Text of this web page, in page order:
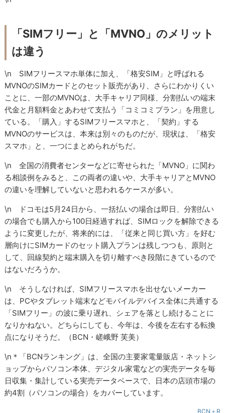
「SIMフリー」と「MVNO」のメリット
は違う
\n SIMフリースマホ単体に加え、「格安SIM」と呼ばれる
MVNOのSIMカードとのセット販売があり、さらにわかりくい
ことに、一部のMVNOは、大手キャリア同様、分割払いの端末
代金と月額料金とあわせて支払う「コミコミプラン」を用意し
ている。「購入」するSIMフリースマホと、「契約」する
MVNOのサービスは、本来は別々のものだが、現状は、「格安
スマホ」と、一つにまとめられがちだ。
\n 全国の消費者センターなどに寄せられた「MVNO」に関わ
る相談例をみると、この両者の違いや、大手キャリアとMVNO
の違いを理解していないと思われるケースが多い。
\n ドコモは5月24日から、一括払いの場合は即日、分割払い
の場合でも購入から100日経過すれば、SIMロックを解除できる
ように変更したが、将来的には、「従来と同じ買い方」を好む
層向けにSIMカードのセット購入プランは残しつつも、原則と
して、回線契約と端末購入を切り離すべき段階にきているので
はないだろうか。
\n そうしなければ、SIMフリースマホを出せないメーカー
は、PCやタブレット端末などモバイルデバイス全体に共通する
「SIMフリー」の波に乗り遅れ、シェアを落とし続けることに
なりかねない。どちらにしても、今年は、今後を左右する転換
点になりそうだ。（BCN・嵯峨野 芙美）
\n＊「BCNランキング」は、全国の主要家電量販店・ネットシ
ョップからパソコン本体、デジタル家電などの実売データを毎
日収集・集計している実売データベースで、日本の店頭市場の
約4割（パソコンの場合）をカバーしています。
BCN＋R